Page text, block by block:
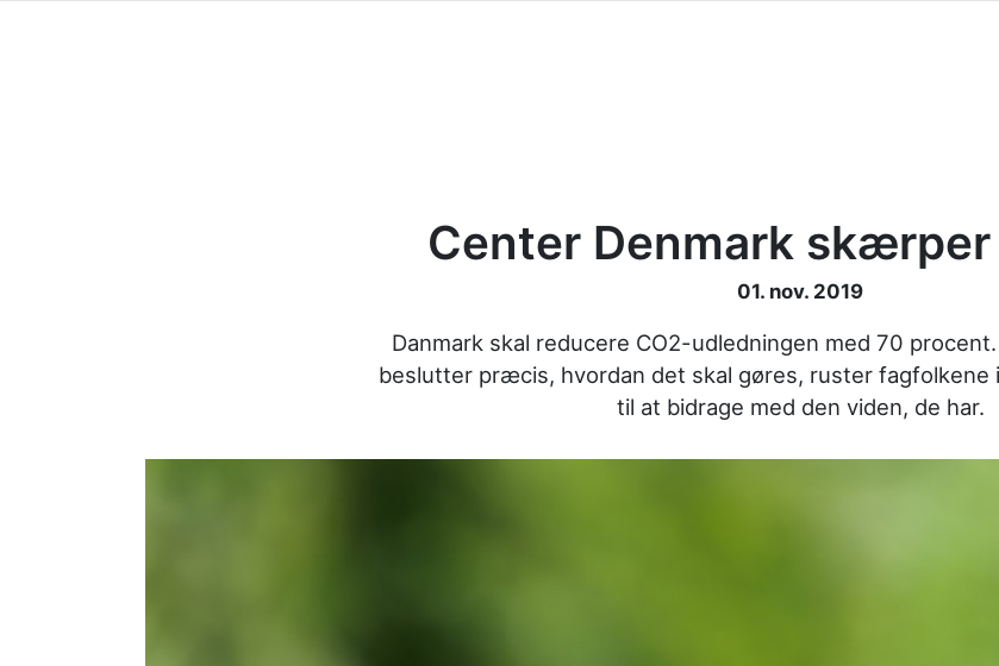
Center Denmark
01. nov. 2019
Danmark skal reducere CO2-udledningen med 70
beslutter præcis, hvordan det skal gøres, ruster fagfolkene
til at bidrage med den viden, de har.